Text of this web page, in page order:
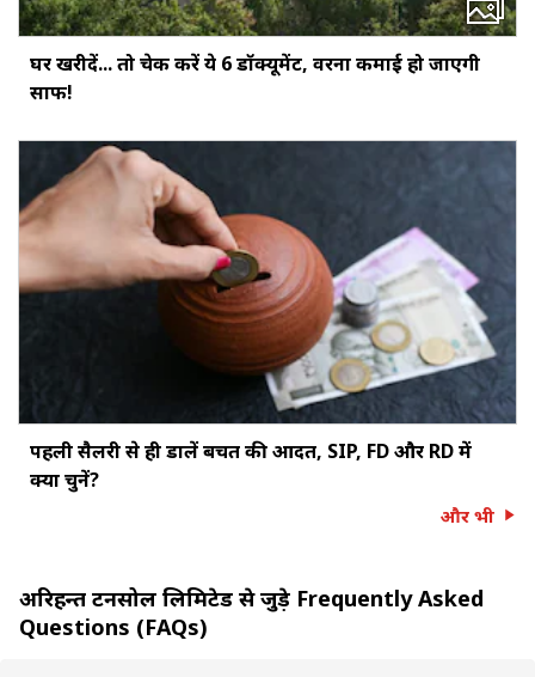
घर खरीदें... तो चेक करें ये 6 डॉक्‍यूमेंट, वरना कमाई हो जाएगी
साफ!
पहली सैलरी से ही डालें बचत की आदत, SIP, FD और RD में
क्या चुनें?
और भी
अरिहन्त टर्नेसोल लिमिटेड से जुड़े Frequently Asked
Questions (FAQs)